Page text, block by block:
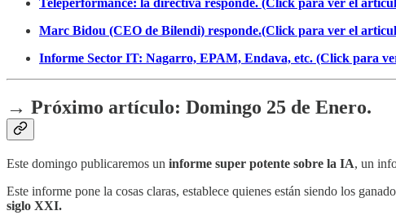
Marc Bidou (CEO de Bilendi) responde.(Click para ver el
Informe Sector IT: Nagarro, EPAM, Endava, etc. (Click para
→ Próximo artículo: Domingo 25 de Enero.
Este domingo publicaremos un informe super potente sobre la IA, un
Este informe pone la cosas claras, establece quienes están siendo los
siglo XXI.